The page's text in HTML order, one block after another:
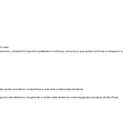
mais.
a Unimed SJC garante qualidade e confiança, com preços que variam conforme a categoria e a
saúde com valores competitivos e uma rede credenciada excelente.
atendimentos, hospital dia e um dos mais modernos e bem equipados hospitais de São Paulo,